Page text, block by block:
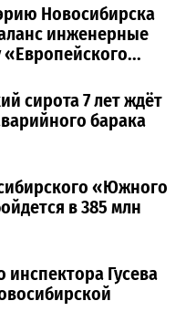
Новосибирска
инженерные
сирота 7 лет ждёт
барака
«Южного
в 385 млн
инспектора Гусева